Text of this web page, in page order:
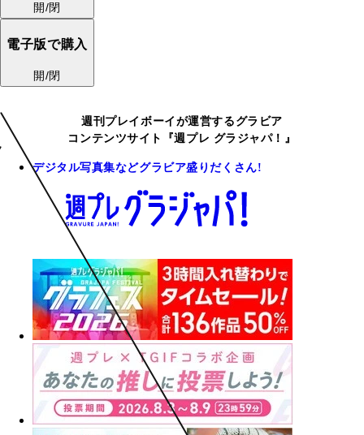
開/閉
電子版で購入
開/閉
週刊プレイボーイが運営するグラビア
コンテンツサイト『週プレ グラジャパ！』
デジタル写真集などグラビア盛りだくさん!